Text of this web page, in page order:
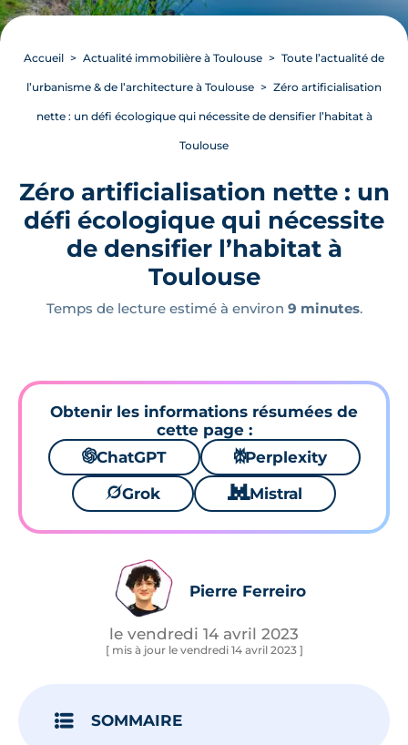
Accueil Actualité immobilière à Toulouse Toute l’actualité de
l’urbanisme & de l’architecture à Toulouse Zéro artificialisation
nette : un défi écologique qui nécessite de densifier l’habitat à
Toulouse
Zéro artificialisation nette : un
défi écologique qui nécessite
de densifier l’habitat à
Toulouse
Temps de lecture estimé à environ 9 minutes.
Obtenir les informations résumées de
cette page :
🌌ChatGPT ⚙Perplexity
🪐Grok 🐱 Mistral
Pierre Ferreiro
le vendredi 14 avril 2023
[ mis à jour le vendredi 14 avril 2023 ]
SOMMAIRE